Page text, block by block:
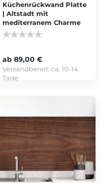
Küchenrückwand Platte
| Altstadt mit
mediterranem Charme
ab 89,00 €
Versandbereit:ca. 10-14
Tage